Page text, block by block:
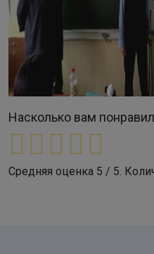
Насколько вам
Средняя оценка 5 / 5.